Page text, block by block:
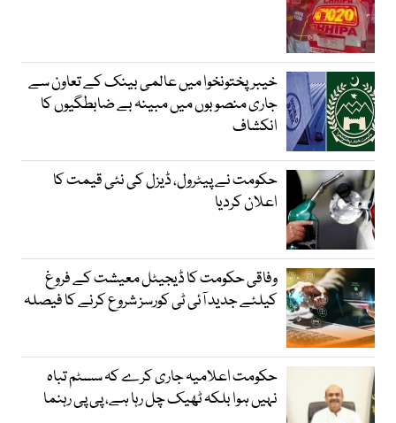
خیبرپختونخوا میں عالمی بینک کے تعاون سے
جاری منصوبوں میں مبینہ بے ضابطگیوں کا
انکشاف
حکومت نے پیٹرول، ڈیزل کی نئی قیمت کا
اعلان کردیا
وفاقی حکومت کا ڈیجیٹل معیشت کے فروغ
کیلئے جدید آئی ٹی کورسز شروع کرنے کا فیصلہ
حکومت اعلامیہ جاری کرے کہ سسٹم تباہ
نہیں ہوا بلکہ ٹھیک چل رہا ہے، پی پی رہنما